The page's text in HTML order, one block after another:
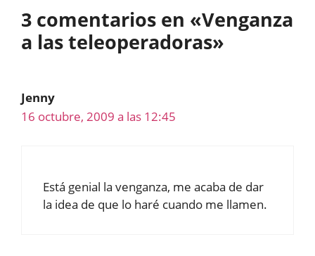
3 comentarios en «Venganza
a las teleoperadoras»
Jenny
16 octubre, 2009 a las 12:45
Está genial la venganza, me acaba de dar
la idea de que lo haré cuando me llamen.